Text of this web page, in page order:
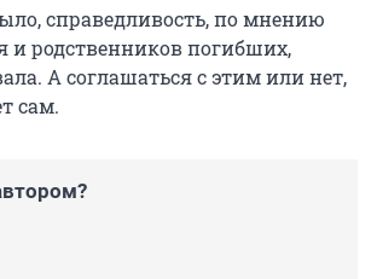
справедливость, по мнению
и родственников погибших,
А соглашаться с этим или нет,
сам.